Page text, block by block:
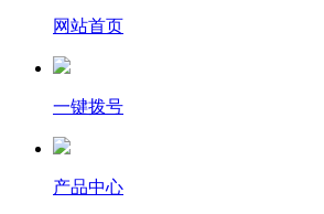
网站首页
一键拨号
产品中心